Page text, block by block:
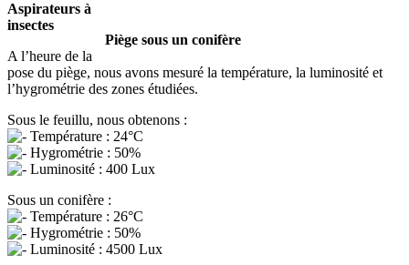
Piège sous un conifère
Aspirateurs à
insectes
A l’heure de la
pose du piège, nous avons mesuré la température, la luminosité et
l’hygrométrie des zones étudiées.
Sous le feuillu, nous obtenons :
Température : 24°C
Hygrométrie : 50%
Luminosité : 400 Lux
Sous un conifère :
Température : 26°C
Hygrométrie : 50%
Luminosité : 4500 Lux